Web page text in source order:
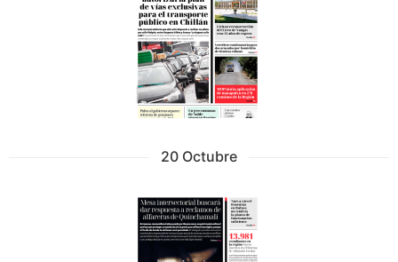
20 Octubre